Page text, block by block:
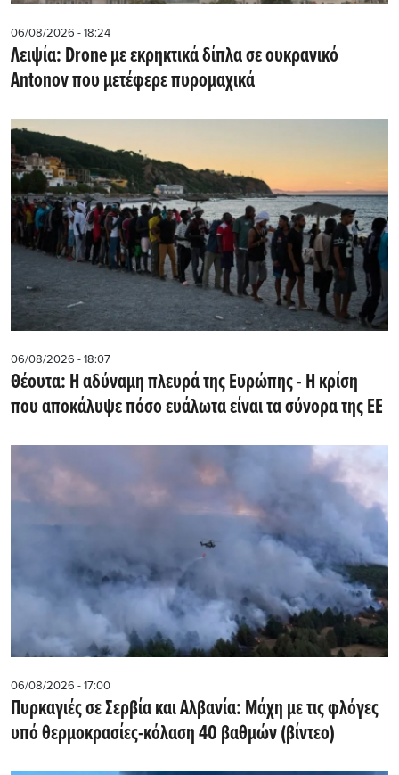
06/08/2026 - 18:24
Λειψία: Drone με εκρηκτικά δίπλα σε ουκρανικό
Antonov που μετέφερε πυρομαχικά
06/08/2026 - 18:07
Θέουτα: Η αδύναμη πλευρά της Ευρώπης - Η κρίση
που αποκάλυψε πόσο ευάλωτα είναι τα σύνορα της ΕΕ
06/08/2026 - 17:00
Πυρκαγιές σε Σερβία και Αλβανία: Μάχη με τις φλόγες
υπό θερμοκρασίες-κόλαση 40 βαθμών (βίντεο)